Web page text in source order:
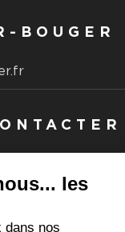
BOUGER
nous
FAQ.